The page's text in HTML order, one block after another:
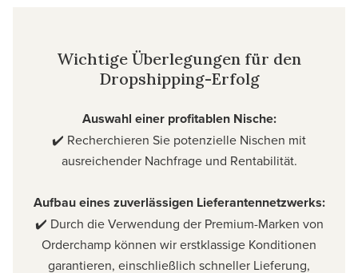
Wichtige Überlegungen für den
Dropshipping-Erfolg
Auswahl einer profitablen Nische:
✔️ Recherchieren Sie potenzielle Nischen mit
ausreichender Nachfrage und Rentabilität.
Aufbau eines zuverlässigen Lieferantennetzwerks:
✔️ Durch die Verwendung der Premium-Marken von
Orderchamp können wir erstklassige Konditionen
garantieren, einschließlich schneller Lieferung,